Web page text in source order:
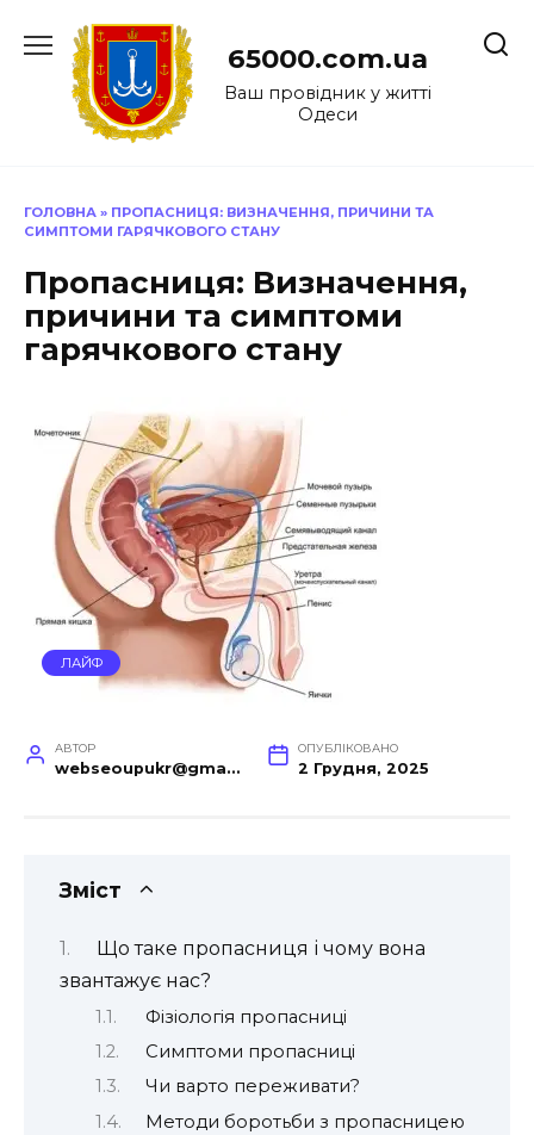
до
65000.com.ua
Ваш провідник у житті
Одеси
ГОЛОВНА » ПРОПАСНИЦЯ: ВИЗНАЧЕННЯ, ПРИЧИНИ ТА
СИМПТОМИ ГАРЯЧКОВОГО СТАНУ
Пропасниця: Визначення,
причини та симптоми
гарячкового стану
ЛАЙФ
АВТОР
webseoupukr@gmail.com
ОПУБЛІКОВАНО
2 Грудня, 2025
Зміст
Що таке пропасниця і чому вона
звантажує нас?
Фізіологія пропасниці
Симптоми пропасниці
Чи варто переживати?
Методи боротьби з пропасницею